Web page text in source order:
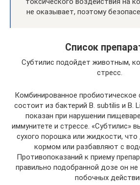
не оказывает, поэтому
Список
Субтилис подойдет животным,
стресс.
Комбинированное пробиотическое
состоит из бактерий B. subtilis и B.
показан при нарушении
иммунитете и стрессе. «Субтилис»
сухого порошка или жидкости,
кормом или разбавляют с
Противопоказаний к приему
правильно подобранной дозе он
побочных